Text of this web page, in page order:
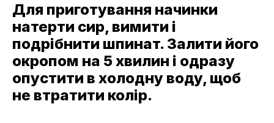
Для приготування начинки
натерти сир, вимити і
подрібнити шпинат. Залити його
окропом на 5 хвилин і одразу
опустити в холодну воду, щоб
не втратити колір.